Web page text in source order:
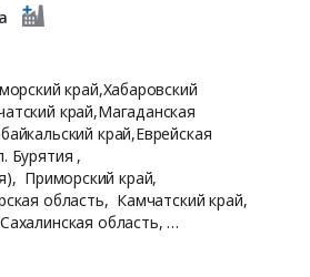
край,Хабаровский
край,Магаданская
край,Еврейская
Бурятия ,
Приморский край,
область, Камчатский край,
Сахалинская область,